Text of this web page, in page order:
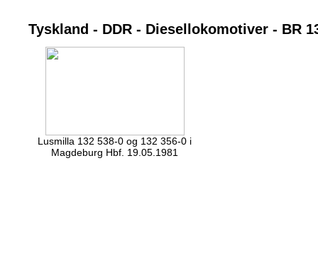
Tyskland - DDR - Diesellokomotiver - BR
Lusmilla 132 538-0 og 132 356-0 i
Magdeburg Hbf. 19.05.1981